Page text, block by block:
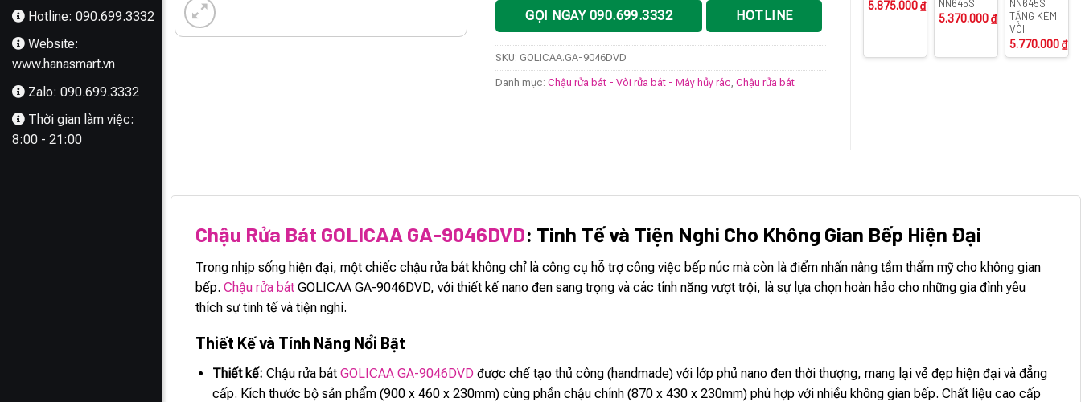
Hotline: 090.699.3332
Website:
www.hanasmart.vn
Zalo: 090.699.3332
Thời gian làm việc:
8:00 - 21:00
GỌI NGAY 090.699.3332 HOTLINE
SKU:GOLICAA.GA-9046DVD
Danh mục:Chậu rửa bát - Vòi rửa bát - Máy hủy rác,Chậu rửa bát
5.875.000₫
NN645S
5.370.000₫
NN645S
TẶNG KÈM
VÒI
5.770.000₫
Chậu Rửa Bát GOLICAA GA-9046DVD: Tinh Tế và Tiện Nghi Cho Không Gian Bếp Hiện Đại
Trong nhịp sống hiện đại, một chiếc chậu rửa bát không chỉ là công cụ hỗ trợ công việc bếp núc mà còn là điểm nhấn nâng tầm thẩm mỹ cho không gian
bếp.Chậu rửa bát GOLICAA GA-9046DVD, với thiết kế nano đen sang trọng và các tính năng vượt trội, là sự lựa chọn hoàn hảo cho những gia đình yêu
thích sự tinh tế và tiện nghi.
Thiết Kế và Tính Năng Nổi Bật
Thiết kế:Chậu rửa bátGOLICAA GA-9046DVD được chế tạo thủ công (handmade) với lớp phủ nano đen thời thượng, mang lại vẻ đẹp hiện đại và đẳng
cấp. Kích thước bộ sản phẩm (900 x 460 x 230mm) cùng phần chậu chính (870 x 430 x 230mm) phù hợp với nhiều không gian bếp. Chất liệu cao cấp